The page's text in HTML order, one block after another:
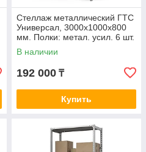
Стеллаж металлический ГТС
Универсал, 3000x1000x800
мм. Полки: метал. усил. 6 шт.
(ТСУ 30100862)
В наличии
192 000 ₸
Купить